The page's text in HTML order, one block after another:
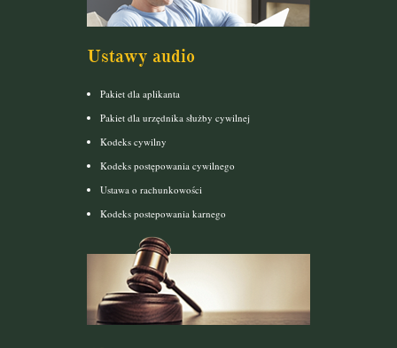
Ustawy audio
Pakiet dla aplikanta
Pakiet dla urzędnika służby cywilnej
Kodeks cywilny
Kodeks postępowania cywilnego
Ustawa o rachunkowości
Kodeks postepowania karnego